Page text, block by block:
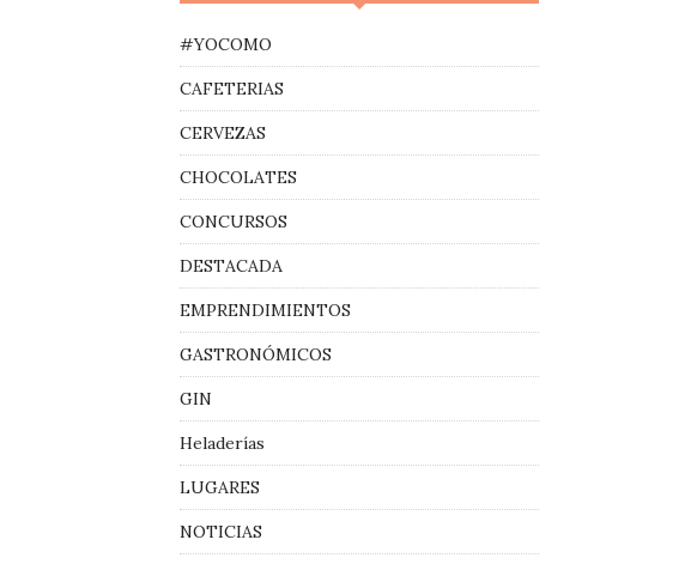
#YOCOMO
CAFETERIAS
CERVEZAS
CHOCOLATES
CONCURSOS
DESTACADA
EMPRENDIMIENTOS
GASTRONÓMICOS
GIN
Heladerías
LUGARES
NOTICIAS